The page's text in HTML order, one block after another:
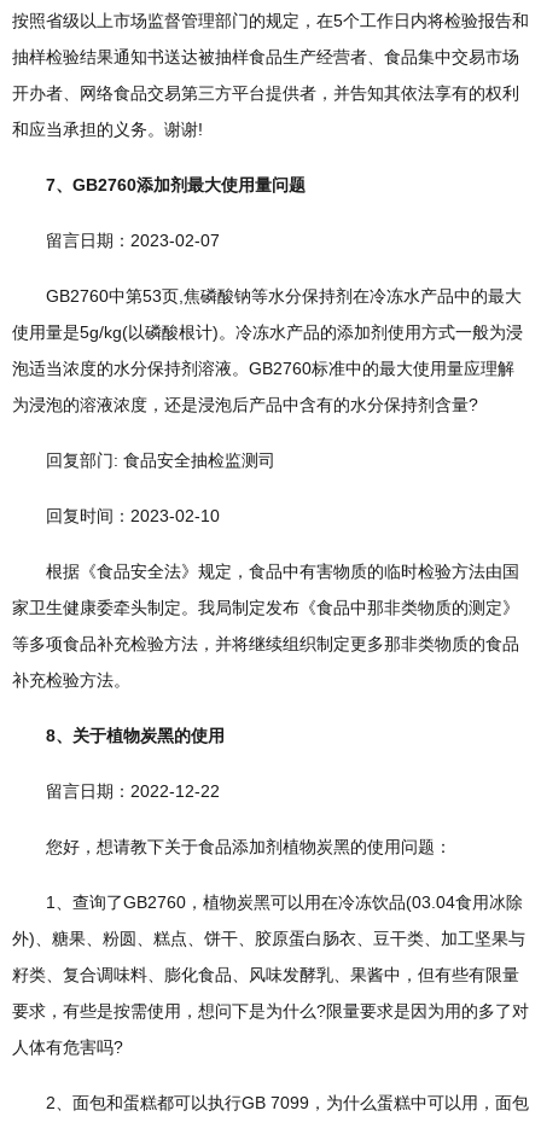
按照省级以上市场监督管理部门的规定，在5个工作日内将检验报告和
抽样检验结果通知书送达被抽样食品生产经营者、食品集中交易市场
开办者、网络食品交易第三方平台提供者，并告知其依法享有的权利
和应当承担的义务。谢谢!
7、GB2760添加剂最大使用量问题
留言日期：2023-02-07
GB2760中第53页,焦磷酸钠等水分保持剂在冷冻水产品中的最大
使用量是5g/kg(以磷酸根计)。冷冻水产品的添加剂使用方式一般为浸
泡适当浓度的水分保持剂溶液。GB2760标准中的最大使用量应理解
为浸泡的溶液浓度，还是浸泡后产品中含有的水分保持剂含量?
回复部门: 食品安全抽检监测司
回复时间：2023-02-10
根据《食品安全法》规定，食品中有害物质的临时检验方法由国
家卫生健康委牵头制定。我局制定发布《食品中那非类物质的测定》
等多项食品补充检验方法，并将继续组织制定更多那非类物质的食品
补充检验方法。
8、关于植物炭黑的使用
留言日期：2022-12-22
您好，想请教下关于食品添加剂植物炭黑的使用问题：
1、查询了GB2760，植物炭黑可以用在冷冻饮品(03.04食用冰除
外)、糖果、粉圆、糕点、饼干、胶原蛋白肠衣、豆干类、加工坚果与
籽类、复合调味料、膨化食品、风味发酵乳、果酱中，但有些有限量
要求，有些是按需使用，想问下是为什么?限量要求是因为用的多了对
人体有危害吗?
2、面包和蛋糕都可以执行GB 7099，为什么蛋糕中可以用，面包